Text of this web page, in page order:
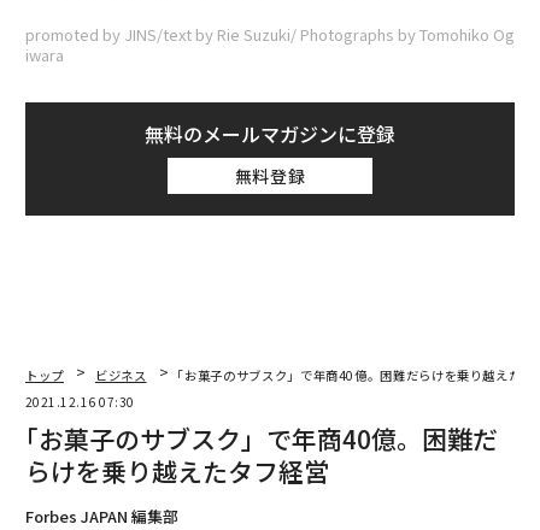
promoted by JINS/text by Rie Suzuki/ Photographs by Tomohiko Og
iwara
無料のメールマガジンに登録
無料登録
トップ ビジネス
｢お菓子のサブスク」で年商40億。困難だらけを乗り越えたタ
2021.12.16 07:30
｢お菓子のサブスク」で年商40億。困難だ
らけを乗り越えたタフ経営
Forbes JAPAN 編集部